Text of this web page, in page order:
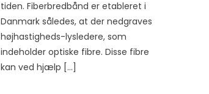
tiden. Fiberbredbånd er etableret i
Danmark således, at der nedgraves
højhastigheds-lysledere, som
indeholder optiske fibre. Disse fibre
kan ved hjælp […]